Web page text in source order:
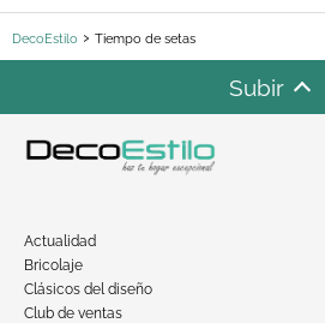
DecoEstilo Tiempo de setas
Subir
Actualidad
Bricolaje
Clásicos del diseño
Club de ventas